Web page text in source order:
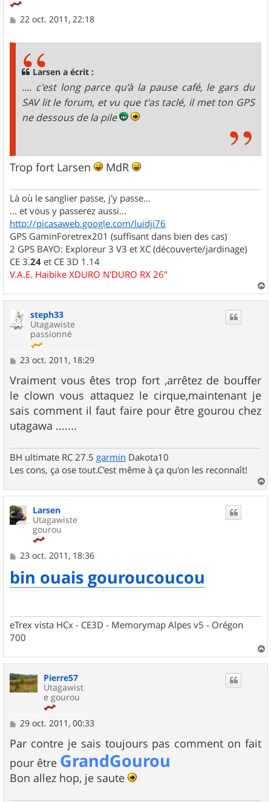
M
22 oct. 2011, 22:18
Larsen a écrit :
.... c'est long parce qu’à la pause café, le gars du
SAV lit le forum, et vu que t'as taclé, il met ton GPS
ne dessous de la pile
Trop fort Larsen MdR
Là où le sanglier passe, j'y passe...
... et vous y passerez aussi...
http://picasaweb.google.com/luidji76
GPS GaminForetrex201 (suffisant dans bien des cas)
2 GPS BAYO: Exploreur 3 V3 et XC (découverte/jardinage)
CE 3.24 et CE 3D 1.14
V.A.E. Haibike XDURO N'DURO RX 26"
a
steph33
Utagawiste
passionné
M
s
s
a
g
e
23 oct. 2011, 18:29
Vraiment vous êtes trop fort ,arrêtez de bouffer
le clown vous attaquez le cirque,maintenant je
sais comment il faut faire pour être gourou chez
utagawa .......
BH ultimate RC 27.5 garmin Dakota10
Les cons, ça ose tout.C'est même à ça qu'on les reconnaît!
a
u
Larsen
Utagawiste
gourou
M
s
s
23 oct. 2011, 18:36
bin ouais gouroucoucou
eTrex vista HCx - CE3D - Memorymap Alpes v5 - Orégon
700
a
Pierre57
Utagawist
e gourou
M
s
s
a
g
e
29 oct. 2011, 00:33
Par contre je sais toujours pas comment on fait
pour être GrandGourou
Bon allez hop, je saute